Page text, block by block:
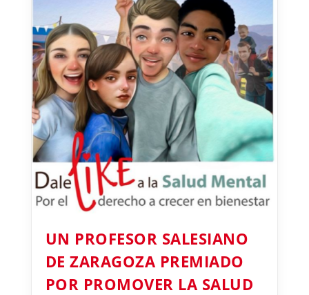
UN PROFESOR SALESIANO
DE ZARAGOZA PREMIADO
POR PROMOVER LA SALUD